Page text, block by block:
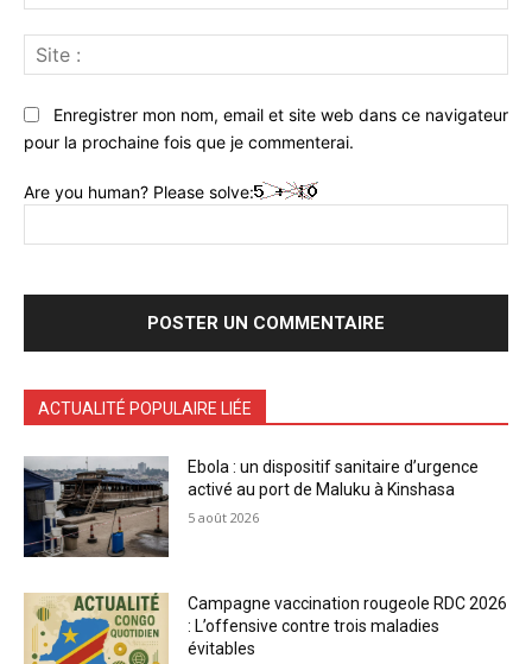
:*
:
Enregistrer mon nom, email et site web dans ce navigateur
pour la prochaine fois que je commenterai.
Are you human? Please solve:
ACTUALITÉ POPULAIRE LIÉE
Ebola : un dispositif sanitaire d’urgence
activé au port de Maluku à Kinshasa
5 août 2026
Campagne vaccination rougeole RDC 2026
: L’offensive contre trois maladies
évitables